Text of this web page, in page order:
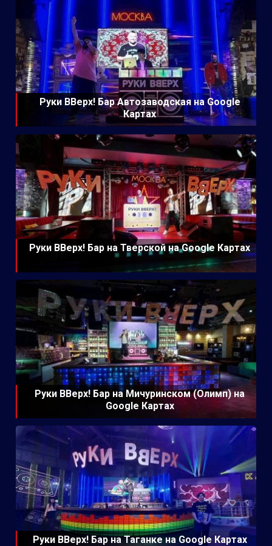
Руки ВВерх! Бар Автозаводская на Google
Картах
Руки ВВерх! Бар на Тверской на Google Картах
Руки ВВерх! Бар на Мичуринском (Олимп) на
Google Картах
Руки ВВерх! Бар на Таганке на Google Картах